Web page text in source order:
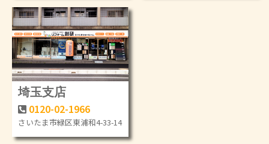
埼玉支店
0120-02-1966
さいたま市緑区東浦和4-33-14